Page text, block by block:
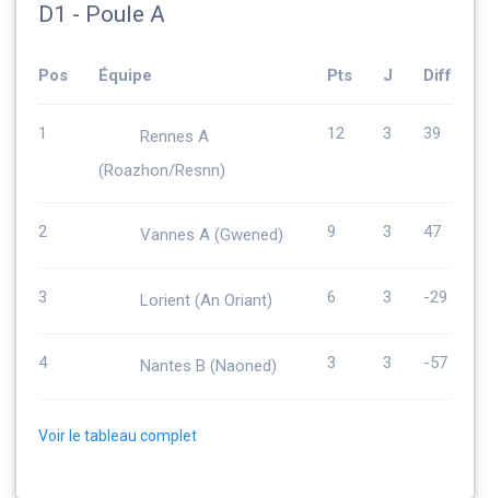
D1 - Poule A
Pos Équipe Pts J Diff
1
Rennes A
(Roazhon/Resnn)
12 3 39
2 Vannes A (Gwened) 9 3 47
3 Lorient (An Oriant) 6 3 -29
4 Nantes B (Naoned) 3 3 -57
Voir le tableau complet